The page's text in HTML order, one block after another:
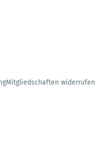
Mitgliedschaften widerrufen